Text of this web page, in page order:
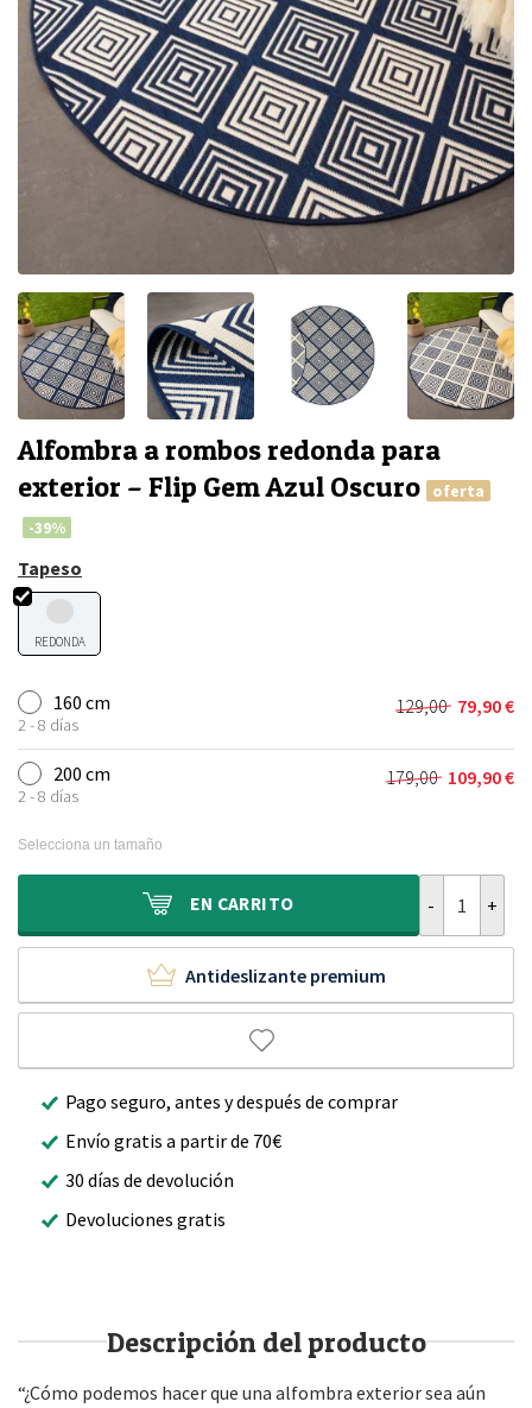
Alfombra a rombos redonda para
exterior – Flip Gem Azul Oscuro
oferta
-39%
Tapeso
REDONDA
160 cm
2 - 8 días
129,00
El
precio
original
era:
79,90€
El
precio
actual
es:
200 cm
2 - 8 días
179,00
El
179,00 €.
109,90€
El
109,90 €.
Selecciona un tamaño
EN CARRITO
Antideslizante premium
Pago seguro, antes y después de comprar
Envío gratis a partir de 70€
30 días de devolución
Devoluciones gratis
Descripción del producto
“¿Cómo podemos hacer que una alfombra exterior sea aún